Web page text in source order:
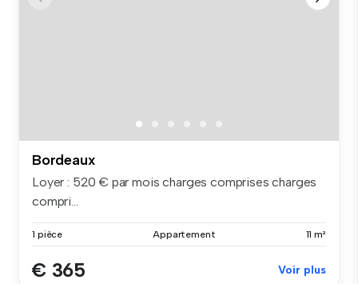
Bordeaux
Loyer : 520 € par mois charges comprises charges
compri...
1 pièce Appartement 11 m²
€ 365 Voir plus